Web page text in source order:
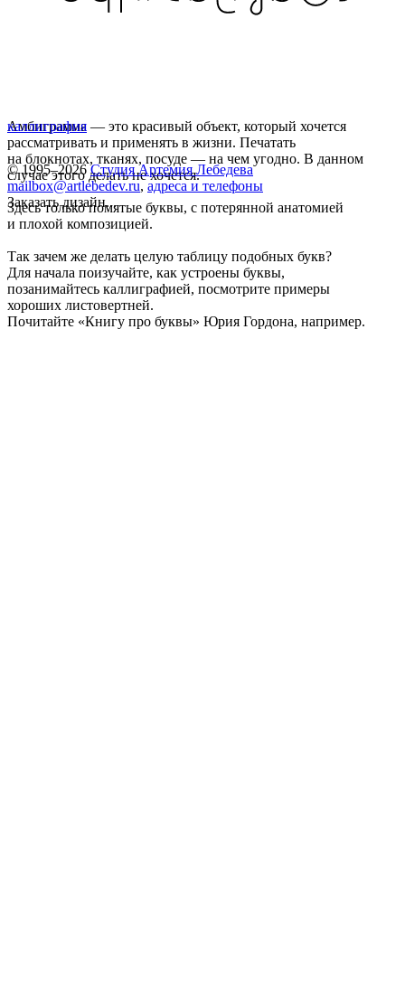
Амбиграмма — это красивый объект, который хочется
рассматривать и применять в жизни. Печатать
на блокнотах, тканях, посуде — на чем угодно. В данном
случае этого делать не хочется.
Здесь только помятые буквы, с потерянной анатомией
и плохой композицией.
Так зачем же делать целую таблицу подобных букв?
Для начала поизучайте, как устроены буквы,
позанимайтесь каллиграфией, посмотрите примеры
хороших листовертней.
Почитайте «Книгу про буквы» Юрия Гордона, например.
каллиграфия
© 1995–2026 Студия Артемия Лебедева
mailbox@artlebedev.ru, адреса и телефоны
Заказать дизайн...